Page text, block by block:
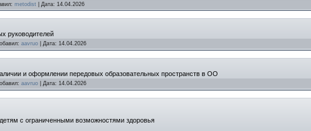
metodist Дата: 14.04.2026
руководителей
aavruo Дата: 14.04.2026
и оформлении передовых образовательных пространств в ОО
aavruo Дата: 14.04.2026
с ограниченными возможностями здоровья